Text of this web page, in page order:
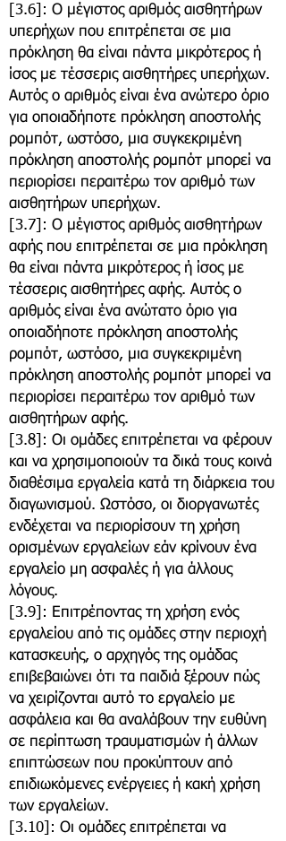
[3.6]: Ο μέγιστος αριθμός αισθητήρων
υπερήχων που επιτρέπεται σε μια
πρόκληση θα είναι πάντα μικρότερος ή
ίσος με τέσσερις αισθητήρες υπερήχων.
Αυτός ο αριθμός είναι ένα ανώτερο όριο
για οποιαδήποτε πρόκληση αποστολής
ρομπότ, ωστόσο, μια συγκεκριμένη
πρόκληση αποστολής ρομπότ μπορεί να
περιορίσει περαιτέρω τον αριθμό των
αισθητήρων υπερήχων.
[3.7]: Ο μέγιστος αριθμός αισθητήρων
αφής που επιτρέπεται σε μια πρόκληση
θα είναι πάντα μικρότερος ή ίσος με
τέσσερις αισθητήρες αφής. Αυτός ο
αριθμός είναι ένα ανώτατο όριο για
οποιαδήποτε πρόκληση αποστολής
ρομπότ, ωστόσο, μια συγκεκριμένη
πρόκληση αποστολής ρομπότ μπορεί να
περιορίσει περαιτέρω τον αριθμό των
αισθητήρων αφής.
[3.8]: Οι ομάδες επιτρέπεται να φέρουν
και να χρησιμοποιούν τα δικά τους κοινά
διαθέσιμα εργαλεία κατά τη διάρκεια του
διαγωνισμού. Ωστόσο, οι διοργανωτές
ενδέχεται να περιορίσουν τη χρήση
ορισμένων εργαλείων εάν κρίνουν ένα
εργαλείο μη ασφαλές ή για άλλους
λόγους.
[3.9]: Επιτρέποντας τη χρήση ενός
εργαλείου από τις ομάδες στην περιοχή
κατασκευής, ο αρχηγός της ομάδας
επιβεβαιώνει ότι τα παιδιά ξέρουν πώς
να χειρίζονται αυτό το εργαλείο με
ασφάλεια και θα αναλάβουν την ευθύνη
σε περίπτωση τραυματισμών ή άλλων
επιπτώσεων που προκύπτουν από
επιδιωκόμενες ενέργειες ή κακή χρήση
των εργαλείων.
[3.10]: Οι ομάδες επιτρέπεται να